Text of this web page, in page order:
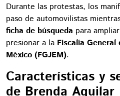
Durante las protestas, los
paso de automovilistas
ficha de búsqueda para
presionar a la Fiscalía
México (FGJEM).
Características y
de Brenda Aguilar